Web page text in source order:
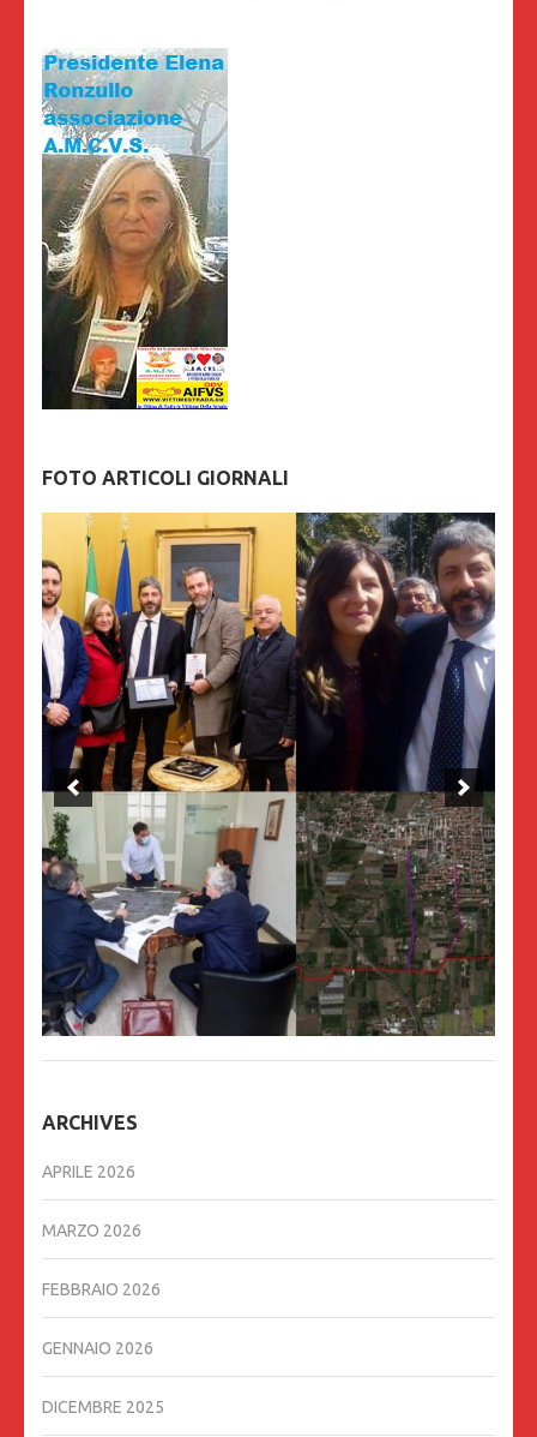
FOTO ARTICOLI GIORNALI
ARCHIVES
APRILE 2026
MARZO 2026
FEBBRAIO 2026
GENNAIO 2026
DICEMBRE 2025